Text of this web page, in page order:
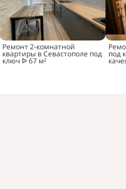
Ремонт 2-комнатной
квартиры в Севастополе под
ключ ᐉ 67 м²
под